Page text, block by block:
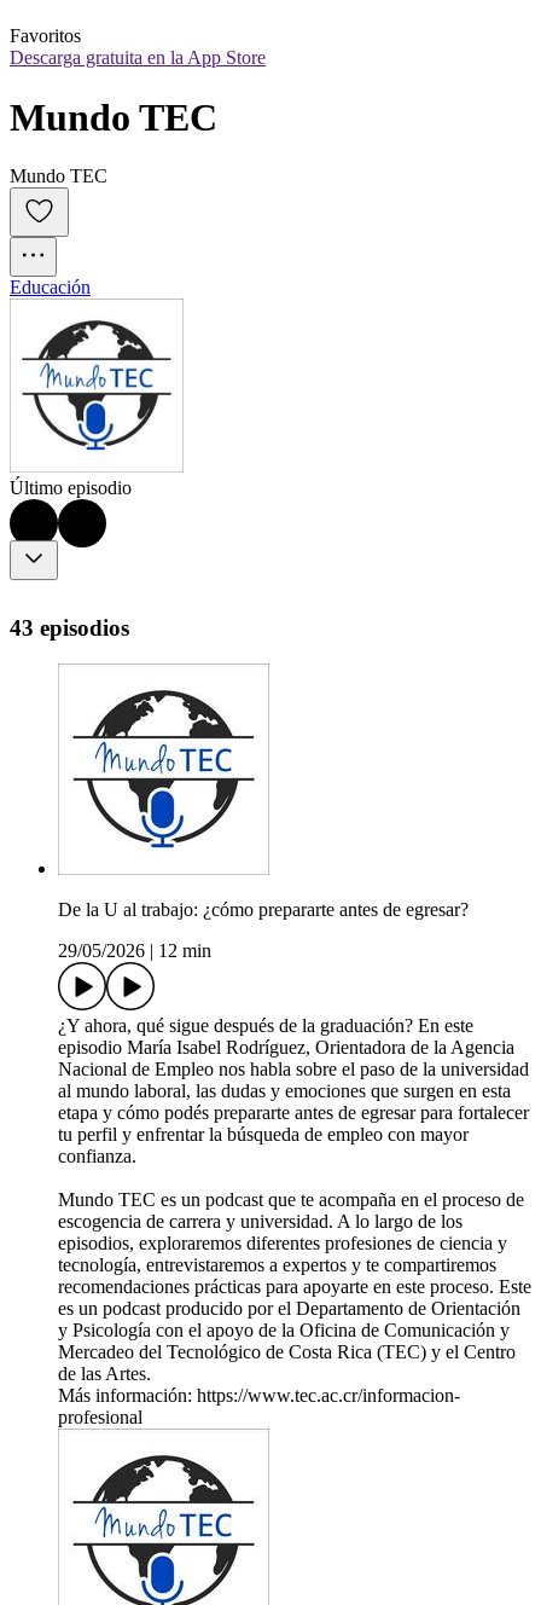
Favoritos
Descarga gratuita en la App Store
Mundo TEC
Mundo TEC
Educación
Último episodio
43 episodios
De la U al trabajo: ¿cómo prepararte antes de egresar?
29/05/2026
12 min
¿Y ahora, qué sigue después de la graduación? En este
episodio María Isabel Rodríguez, Orientadora de la Agencia
Nacional de Empleo nos habla sobre el paso de la universidad
al mundo laboral, las dudas y emociones que surgen en esta
etapa y cómo podés prepararte antes de egresar para fortalecer
tu perfil y enfrentar la búsqueda de empleo con mayor
confianza.
Mundo TEC es un podcast que te acompaña en el proceso de
escogencia de carrera y universidad. A lo largo de los
episodios, exploraremos diferentes profesiones de ciencia y
tecnología, entrevistaremos a expertos y te compartiremos
recomendaciones prácticas para apoyarte en este proceso. Este
es un podcast producido por el Departamento de Orientación
y Psicología con el apoyo de la Oficina de Comunicación y
Mercadeo del Tecnológico de Costa Rica (TEC) y el Centro
de las Artes.
Más información: https://www.tec.ac.cr/informacion-
profesional